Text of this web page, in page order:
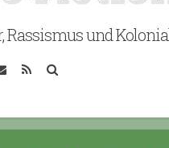
und
EmailRSS